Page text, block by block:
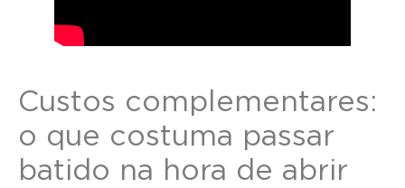
Custos complementares:
o que costuma passar
batido na hora de abrir